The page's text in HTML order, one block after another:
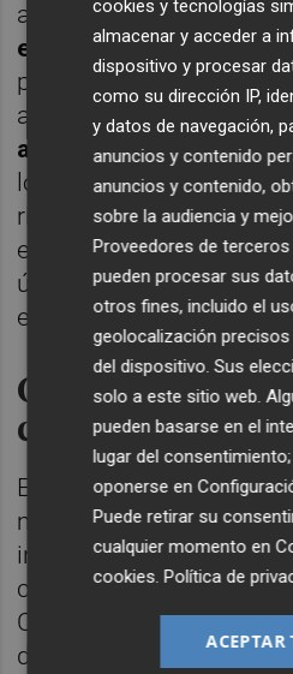
además lacompra de
electrógenoscon mayor
puedan generar
apagón. La tercera de
ampliar la red de baja
los pozos municipales a
riego o el baldeo se
este agua. "València y
únicas ciudades con dos
explicado Catalá.
Cámaras de
cauces del Turia
Este plan, contempla
más cañones
instalación de cámaras
cauce del nuevo Turia y
Carraixet en caso de
dicho la edil popular.
cookies y tecnologías
almacenar y acceder a
dispositivo y procesar
como su dirección IP,
y datos de navegación,
anuncios y contenido
anuncios y contenido,
sobre la audiencia y
Proveedores de terceros
pueden procesar sus
otros fines, incluido el
geolocalización
del dispositivo. Sus
solo a este sitio web.
pueden basarse en el
lugar del
oponerse en
Puede retirar su
cualquier momento en
cookies.Política de
ACEPTAR